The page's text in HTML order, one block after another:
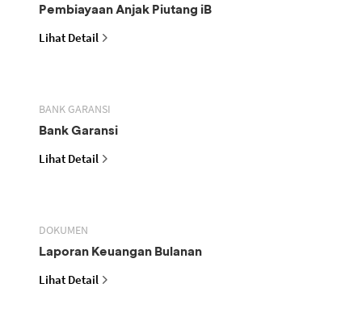
Pembiayaan Anjak Piutang iB
Lihat Detail
BANK GARANSI
Bank Garansi
Lihat Detail
DOKUMEN
Laporan Keuangan Bulanan
Lihat Detail